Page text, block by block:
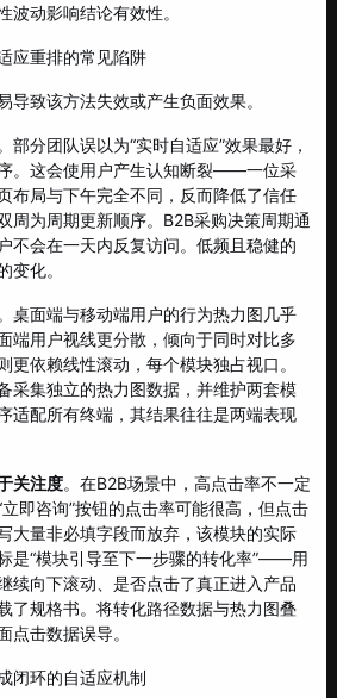
波动影响结论有效性。
应重排的常见陷阱
导致该方法失效或产生负面效果。
部分团队误以为“实时自适应”效果最好，
。这会使用户产生认知断裂——一位采
布局与下午完全不同，反而降低了信任
周为周期更新顺序。B2B采购决策周期通
不会在一天内反复访问。低频且稳健的
变化。
桌面端与移动端用户的行为热力图几乎
端用户视线更分散，倾向于同时对比多
更依赖线性滚动，每个模块独占视口。
采集独立的热力图数据，并维护两套模
适配所有终端，其结果往往是两端表现
关注度。在B2B场景中，高点击率不一定
即咨询”按钮的点击率可能很高，但点击
大量非必填字段而放弃，该模块的实际
是“模块引导至下一步骤的转化率”——用
续向下滚动、是否点击了真正进入产品
了规格书。将转化路径数据与热力图叠
点击数据误导。
闭环的自适应机制